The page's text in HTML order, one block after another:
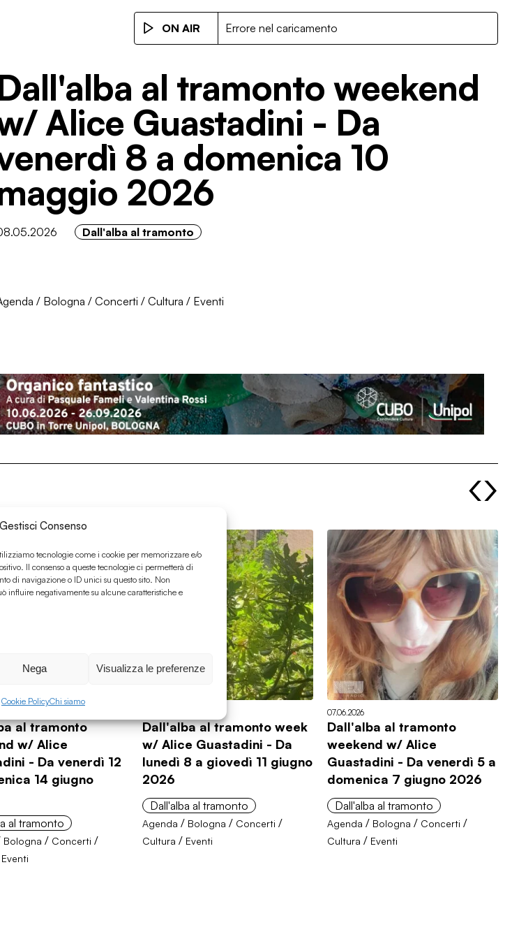
Gestisci Consenso
tecnologie come i cookie per memorizzare e/o
Il consenso a queste tecnologie ci permetterà di
di navigazione o ID unici su questo sito. Non
influire negativamente su alcune caratteristiche e
Nega Visualizza le preferenze
Cookie PolicyChi siamo
ON AIR Errore nel caricamento
al tramonto weekend
Alice Guastadini - Da
8 a domenica 10
2026
Dall'alba al tramonto
/ Bologna / Concerti / Cultura / Eventi
al tramonto
w/ Alice
- Da venerdì 12
14 giugno
al tramonto
Bologna / Concerti /
Eventi
Dall'alba al tramonto week
w/ Alice Guastadini - Da
lunedì 8 a giovedì 11 giugno
2026
Dall'alba al tramonto
Agenda / Bologna / Concerti /
Cultura / Eventi
07.06.2026
Dall'alba al tramonto
weekend w/ Alice
Guastadini - Da venerdì 5 a
domenica 7 giugno 2026
Dall'alba al tramonto
Agenda / Bologna / Concerti /
Cultura / Eventi
‹›